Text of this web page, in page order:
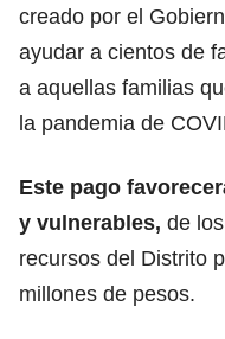
creado por el
ayudar a cientos de
a aquellas familias
la pandemia de
Este pago
y vulnerables, de
recursos del Distrito
millones de pesos.